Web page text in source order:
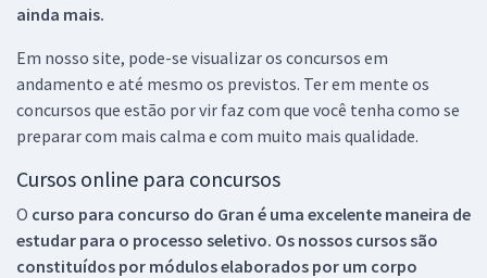
ainda mais.
Em nosso site, pode-se visualizar os concursos em
andamento e até mesmo os previstos. Ter em mente os
concursos que estão por vir faz com que você tenha como se
preparar com mais calma e com muito mais qualidade.
Cursos online para concursos
O curso para concurso do Gran é uma excelente maneira de
estudar para o processo seletivo. Os nossos cursos são
constituídos por módulos elaborados por um corpo